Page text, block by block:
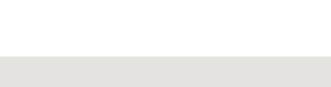
optie